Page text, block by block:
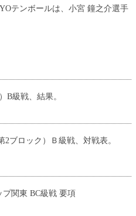
テンボールは、小宮 鐘之介選手
級戦、結果。
2ブロック）Ｂ級戦、対戦表。
関東 BC級戦 要項